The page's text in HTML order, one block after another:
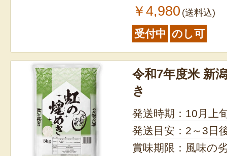
￥4,980 (送料込)
受付中 のし可
令和7年度米 新
き
発送時期：10月上
発送目安：2～3日
賞味期限：風味の